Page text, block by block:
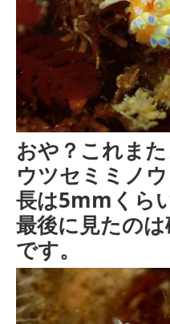
おや？これまた
ウツセミミノ
長は5mmくら
最後に見たの
です。